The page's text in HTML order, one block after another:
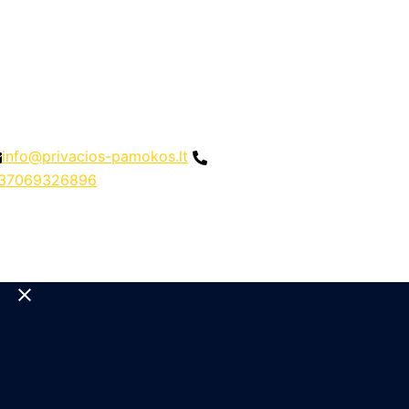
info@privacios-pamokos.lt
Close